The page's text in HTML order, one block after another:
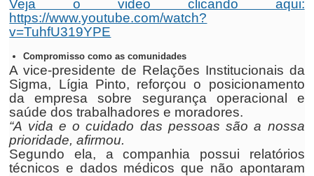
Veja o video clicando aqui:
https://www.youtube.com/watch?
v=TuhfU319YPE
Compromisso como as comunidades
A vice-presidente de Relações Institucionais da
Sigma, Lígia Pinto, reforçou o posicionamento
da empresa sobre segurança operacional e
saúde dos trabalhadores e moradores.
“A vida e o cuidado das pessoas são a nossa
prioridade, afirmou.
Segundo ela, a companhia possui relatórios
técnicos e dados médicos que não apontaram